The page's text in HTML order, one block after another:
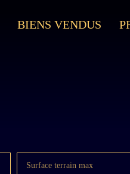
BIENS VENDUS
Surface terrain max